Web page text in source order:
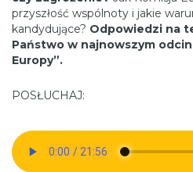
przyszłość wspólnoty i jakie
kandydujące? Odpowiedzi na
Państwo w najnowszym
Europy”.
POSŁUCHAJ: